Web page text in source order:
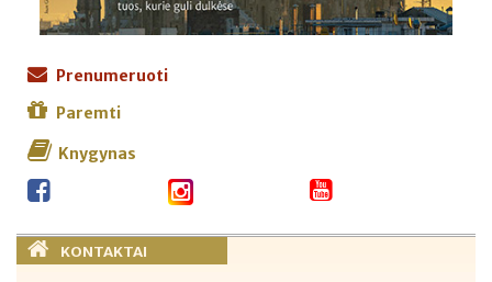
Prenumeruoti
Paremti
Knygynas
KONTAKTAI